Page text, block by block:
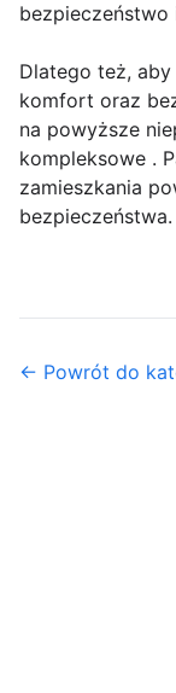
Dlatego też,
komfort oraz
na powyższe
kompleksowe .
zamieszkania
bezpieczeństwa.
← Powrót do